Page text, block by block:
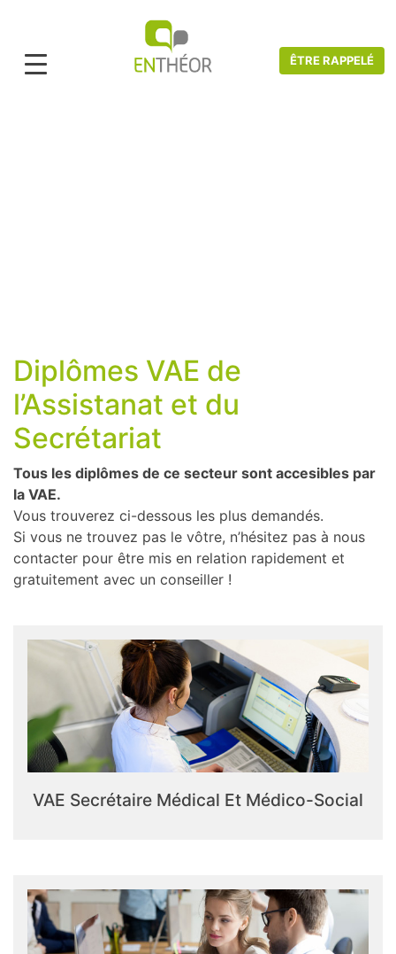
ÊTRE RAPPELÉ
Diplômes VAE de
l’Assistanat et du
Secrétariat
Tous les diplômes de ce secteur sont accesibles par
la VAE.
Vous trouverez ci-dessous les plus demandés.
Si vous ne trouvez pas le vôtre, n’hésitez pas à nous
contacter pour être mis en relation rapidement et
gratuitement avec un conseiller !
VAE Secrétaire Médical Et Médico-Social